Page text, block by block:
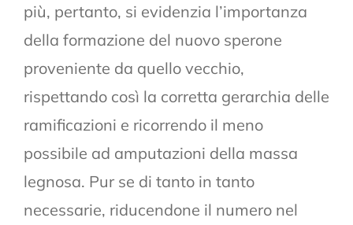
più, pertanto, si evidenzia l’importanza
della formazione del nuovo sperone
proveniente da quello vecchio,
rispettando così la corretta gerarchia delle
ramificazioni e ricorrendo il meno
possibile ad amputazioni della massa
legnosa. Pur se di tanto in tanto
necessarie, riducendone il numero nel